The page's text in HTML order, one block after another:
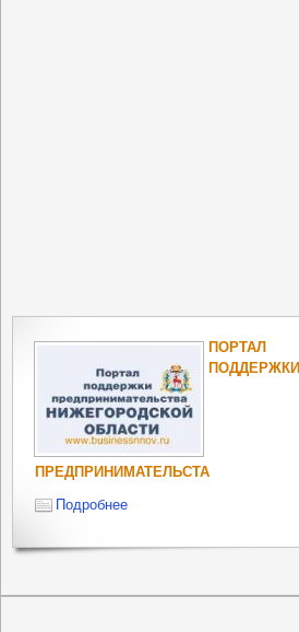
ПОРТАЛ
ПОДДЕРЖКИ
ПРЕДПРИНИМАТЕЛЬСТА
Подробнее